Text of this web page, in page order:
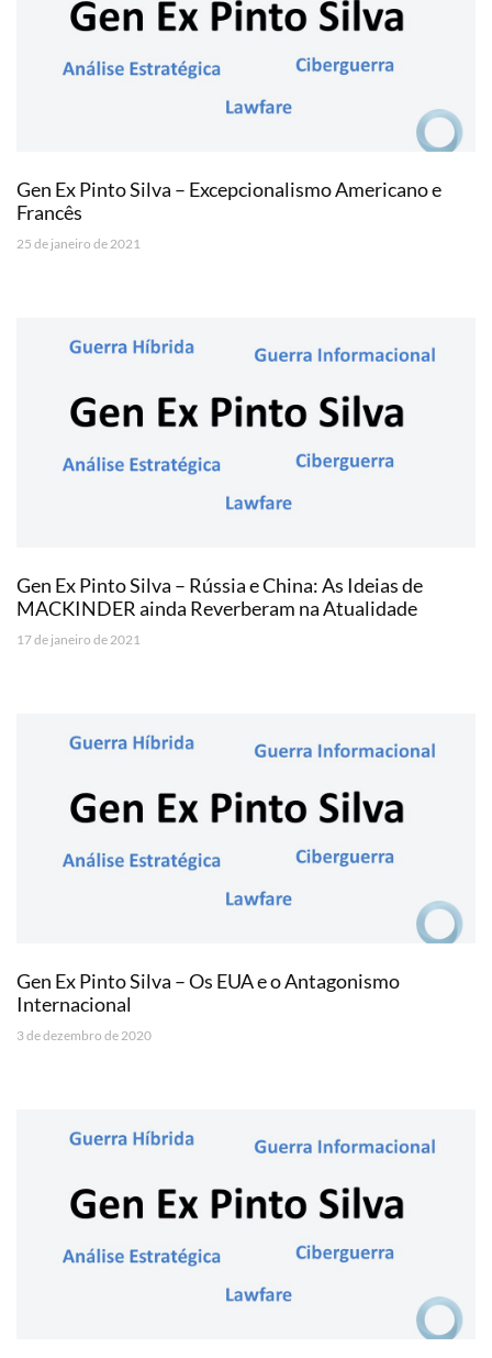
Gen Ex Pinto Silva – Excepcionalismo Americano e
Francês
25 de janeiro de 2021
Gen Ex Pinto Silva – Rússia e China: As Ideias de
MACKINDER ainda Reverberam na Atualidade
17 de janeiro de 2021
Gen Ex Pinto Silva – Os EUA e o Antagonismo
Internacional
3 de dezembro de 2020